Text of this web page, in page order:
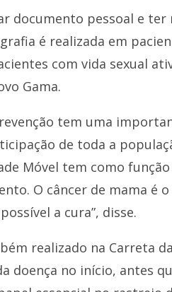
documento pessoal e
é realizada em
com vida sexual
Gama.
tem uma
de toda a
Móvel tem como
O câncer de mama é
a cura”, disse.
realizado na Carreta
no início, antes